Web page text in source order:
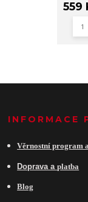
559
INFORMACE
Věrnostní program
Doprava aplatba
Blog